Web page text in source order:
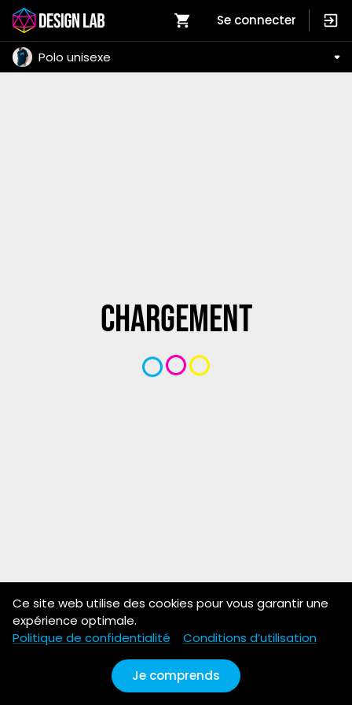
Polo unisexe
Se connecter
Chargement
Ce site web utilise des cookies pour vous garantir une
expérience optimale.
Politique de confidentialité
Conditions d’utilisation
Je comprends